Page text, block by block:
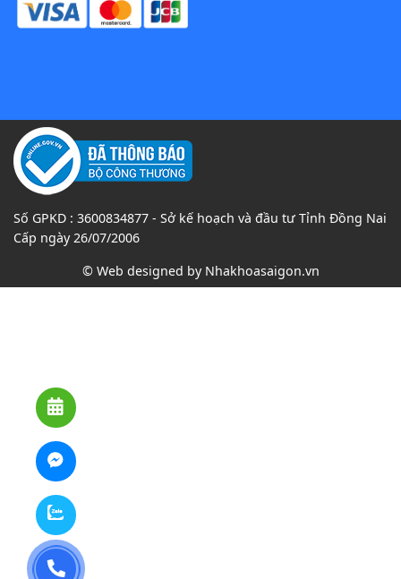
Số GPKD : 3600834877 - Sở kế hoạch và đầu tư Tỉnh Đồng Nai
Cấp ngày 26/07/2006
© Web designed by Nhakhoasaigon.vn